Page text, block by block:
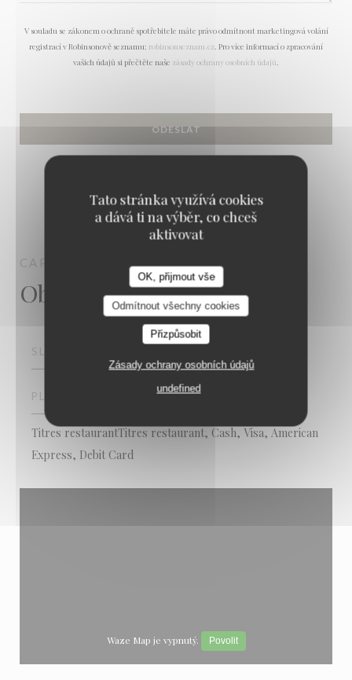
Tato stránka využívá cookies
a dává ti na výběr, co chceš
aktivovat
OK, přijmout vše
Odmítnout všechny cookies
Přizpůsobit
Zásady ochrany osobních údajů
undefined
V souladu se zákonem o ochraně spotřebitele máte právo odmítnout marketingová volání
registrací v Robinsonově seznamu: robinsonseznam.cz . Pro více informací o zpracování
vašich údajů si přečtěte naše zásady ochrany osobních údajů
CAPRICCIOSA STRASBOURG
Obecné informace
SLUŽBY
PLATEBNÍ METODY
Titres restaurantTitres restaurant, Cash, Visa, American
Express, Debit Card
Waze Map je vypnutý. Povolit
Capricciosa